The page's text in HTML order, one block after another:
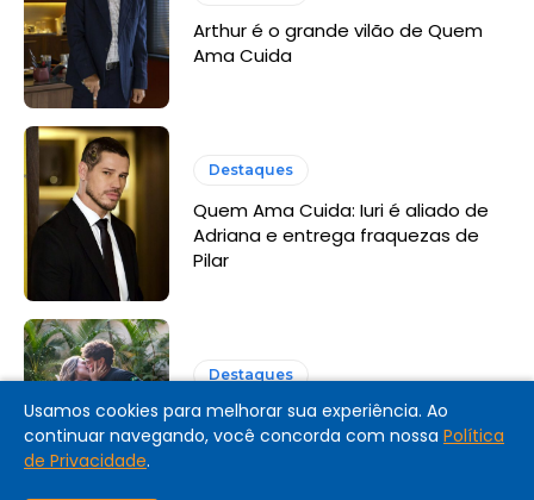
Arthur é o grande vilão de Quem
Ama Cuida
Destaques
Quem Ama Cuida: Iuri é aliado de
Adriana e entrega fraquezas de
Pilar
Destaques
Coração Acelerado: resumo dos
últimos capítulos
Usamos cookies para melhorar sua experiência. Ao
continuar navegando, você concorda com nossa Política
de Privacidade.